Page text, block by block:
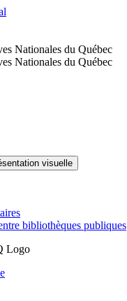
visuelle
bibliothèques publiques